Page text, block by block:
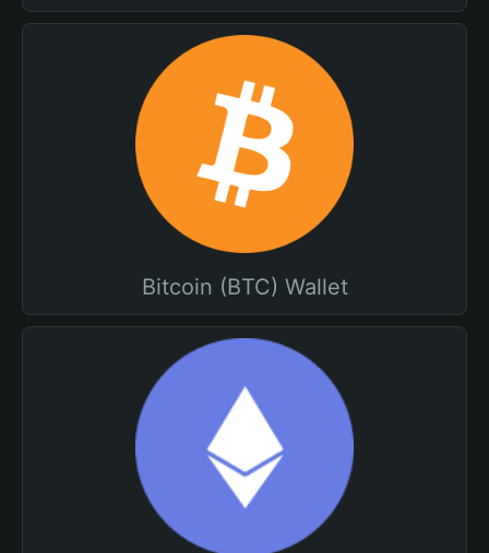
Bitcoin (BTC) Wallet